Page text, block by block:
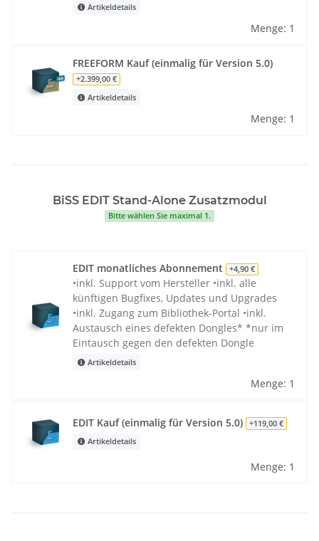
Artikeldetails
Menge: 1
FREEFORM Kauf (einmalig für Version 5.0)
+2.399,00 €
Artikeldetails
Menge: 1
BiSS EDIT Stand-Alone Zusatzmodul
Bitte wählen Sie maximal 1.
EDIT monatliches Abonnement +4,90 €
•inkl. Support vom Hersteller •inkl. alle
künftigen Bugfixes, Updates und Upgrades
•inkl. Zugang zum Bibliothek-Portal •inkl.
Austausch eines defekten Dongles* *nur im
Eintausch gegen den defekten Dongle
Artikeldetails
Menge: 1
EDIT Kauf (einmalig für Version 5.0)
+119,00 €
Artikeldetails
Menge: 1